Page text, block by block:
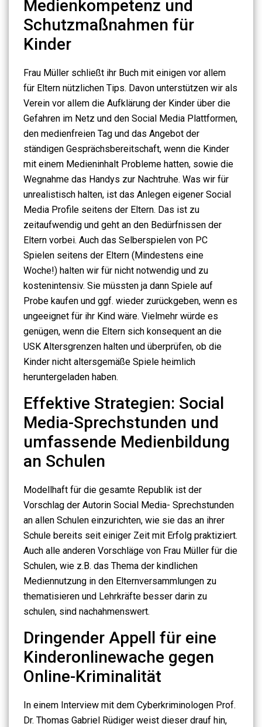
Medienkompetenz und
Schutzmaßnahmen für
Kinder
Frau Müller schließt ihr Buch mit einigen vor allem
für Eltern nützlichen Tips. Davon unterstützen wir als
Verein vor allem die Aufklärung der Kinder über die
Gefahren im Netz und den Social Media Plattformen,
den medienfreien Tag und das Angebot der
ständigen Gesprächsbereitschaft, wenn die Kinder
mit einem Medieninhalt Probleme hatten, sowie die
Wegnahme das Handys zur Nachtruhe. Was wir für
unrealistisch halten, ist das Anlegen eigener Social
Media Profile seitens der Eltern. Das ist zu
zeitaufwendig und geht an den Bedürfnissen der
Eltern vorbei. Auch das Selberspielen von PC
Spielen seitens der Eltern (Mindestens eine
Woche!) halten wir für nicht notwendig und zu
kostenintensiv. Sie müssten ja dann Spiele auf
Probe kaufen und ggf. wieder zurückgeben, wenn es
ungeeignet für ihr Kind wäre. Vielmehr würde es
genügen, wenn die Eltern sich konsequent an die
USK Altersgrenzen halten und überprüfen, ob die
Kinder nicht altersgemäße Spiele heimlich
heruntergeladen haben.
Effektive Strategien: Social
Media-Sprechstunden und
umfassende Medienbildung
an Schulen
Modellhaft für die gesamte Republik ist der
Vorschlag der Autorin Social Media- Sprechstunden
an allen Schulen einzurichten, wie sie das an ihrer
Schule bereits seit einiger Zeit mit Erfolg praktiziert.
Auch alle anderen Vorschläge von Frau Müller für die
Schulen, wie z.B. das Thema der kindlichen
Mediennutzung in den Elternversammlungen zu
thematisieren und Lehrkräfte besser darin zu
schulen, sind nachahmenswert.
Dringender Appell für eine
Kinderonlinewache gegen
Online-Kriminalität
In einem Interview mit dem Cyberkriminologen Prof.
Dr. Thomas Gabriel Rüdiger weist dieser drauf hin,